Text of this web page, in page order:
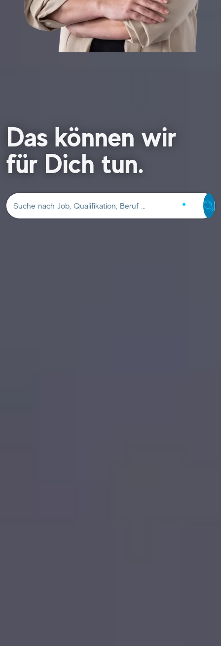
Das können wir
für Dich tun.
Suche nach Job, Qualifikation, Beruf …